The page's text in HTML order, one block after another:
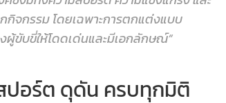
กิจกรรม โดยเฉพาะการตกแต่งแบบ
ผู้ขับขี่ให้โดดเด่นและมีเอกลักษณ์”
ปอร์ต ดุดัน ครบทุกมิติ